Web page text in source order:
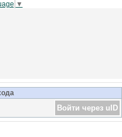
▼
Войти через uID